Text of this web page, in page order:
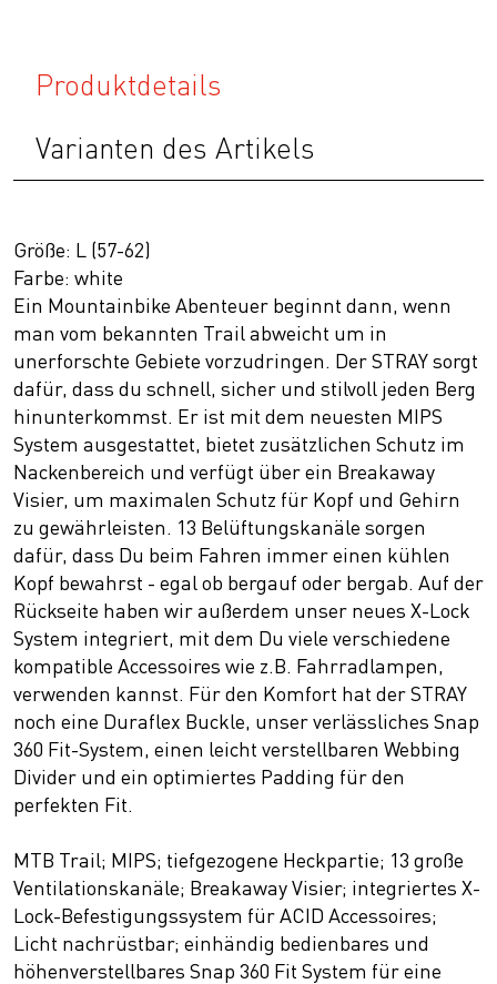
Produktdetails
Varianten des Artikels
Größe: L (57-62)
Farbe: white
Ein Mountainbike Abenteuer beginnt dann, wenn
man vom bekannten Trail abweicht um in
unerforschte Gebiete vorzudringen. Der STRAY sorgt
dafür, dass du schnell, sicher und stilvoll jeden Berg
hinunterkommst. Er ist mit dem neuesten MIPS
System ausgestattet, bietet zusätzlichen Schutz im
Nackenbereich und verfügt über ein Breakaway
Visier, um maximalen Schutz für Kopf und Gehirn
zu gewährleisten. 13 Belüftungskanäle sorgen
dafür, dass Du beim Fahren immer einen kühlen
Kopf bewahrst - egal ob bergauf oder bergab. Auf der
Rückseite haben wir außerdem unser neues X-Lock
System integriert, mit dem Du viele verschiedene
kompatible Accessoires wie z.B. Fahrradlampen,
verwenden kannst. Für den Komfort hat der STRAY
noch eine Duraflex Buckle, unser verlässliches Snap
360 Fit-System, einen leicht verstellbaren Webbing
Divider und ein optimiertes Padding für den
perfekten Fit.
MTB Trail; MIPS; tiefgezogene Heckpartie; 13 große
Ventilationskanäle; Breakaway Visier; integriertes X-
Lock-Befestigungssystem für ACID Accessoires;
Licht nachrüstbar; einhändig bedienbares und
höhenverstellbares Snap 360 Fit System für eine